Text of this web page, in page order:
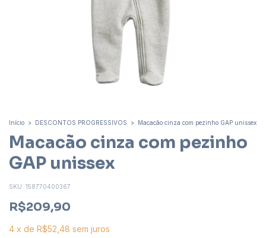
Início > DESCONTOS PROGRESSIVOS > Macacão cinza com pezinho GAP unissex
Macacão cinza com pezinho
GAP unissex
SKU: 158770400367
R$209,90
4 x de R$52,48 sem juros